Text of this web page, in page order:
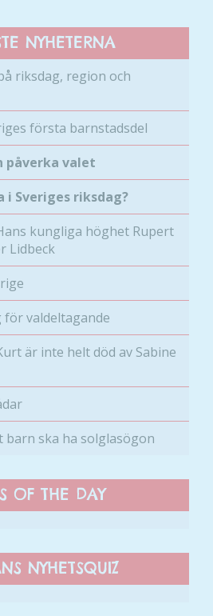
NYHETERNA
riksdag, region och
första barnstadsdel
påverka valet
Sveriges riksdag?
kungliga höghet Rupert
Lidbeck
valdeltagande
är inte helt död av Sabine
barn ska ha solglasögon
OF THE DAY
NYHETSQUIZ
anpassat innehåll
och erbjudanden.